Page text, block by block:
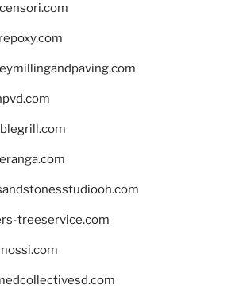
treeservice.com